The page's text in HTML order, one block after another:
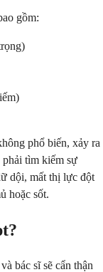
gồm:
phổ biến, xảy ra
tìm kiếm sự
dội, mất thị lực đột
hoặc sốt.
bác sĩ sẽ cẩn thận